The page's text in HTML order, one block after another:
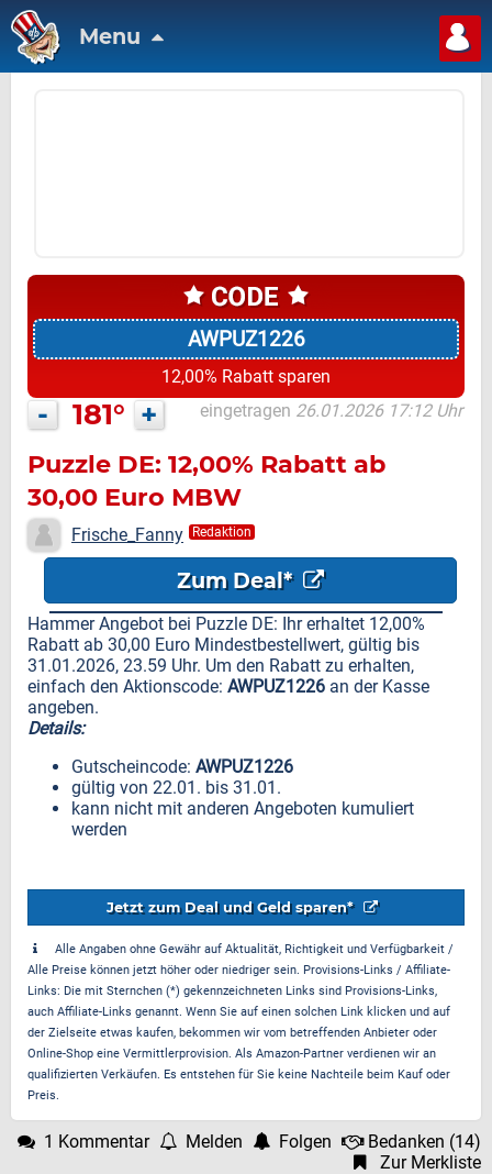
Menu
AWPUZ1226
12,00% Rabatt sparen
- 181° + eingetragen 26.01.2026 17:12 Uhr
Puzzle DE: 12,00% Rabatt ab
30,00 Euro MBW
Frische_Fanny Redaktion
Zum Deal*
Hammer Angebot bei Puzzle DE: Ihr erhaltet 12,00%
Rabatt ab 30,00 Euro Mindestbestellwert, gültig bis
31.01.2026, 23.59 Uhr. Um den Rabatt zu erhalten,
einfach den Aktionscode: AWPUZ1226 an der Kasse
angeben.
Details:
Gutscheincode: AWPUZ1226
gültig von 22.01. bis 31.01.
kann nicht mit anderen Angeboten kumuliert
werden
Jetzt zum Deal und Geld sparen*
Alle Angaben ohne Gewähr auf Aktualität, Richtigkeit und Verfügbarkeit /
Alle Preise können jetzt höher oder niedriger sein. Provisions-Links / Affiliate-
Links: Die mit Sternchen (*) gekennzeichneten Links sind Provisions-Links,
auch Affiliate-Links genannt. Wenn Sie auf einen solchen Link klicken und auf
der Zielseite etwas kaufen, bekommen wir vom betreffenden Anbieter oder
Online-Shop eine Vermittlerprovision. Als Amazon-Partner verdienen wir an
qualifizierten Verkäufen. Es entstehen für Sie keine Nachteile beim Kauf oder
Preis.
1 Kommentar Melden Folgen Bedanken (14)
Zur Merkliste